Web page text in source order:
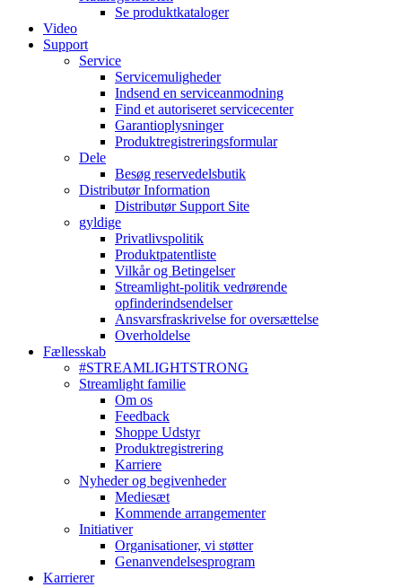
Se produktkataloger
Video
Support
Service
Servicemuligheder
Indsend en serviceanmodning
Find et autoriseret servicecenter
Garantioplysninger
Produktregistreringsformular
Dele
Besøg reservedelsbutik
Distributør Information
Distributør Support Site
gyldige
Privatlivspolitik
Produktpatentliste
Vilkår og Betingelser
Streamlight-politik vedrørende
opfinderindsendelser
Ansvarsfraskrivelse for oversættelse
Overholdelse
Fællesskab
#STREAMLIGHTSTRONG
Streamlight familie
Om os
Feedback
Shoppe Udstyr
Produktregistrering
Karriere
Nyheder og begivenheder
Mediesæt
Kommende arrangementer
Initiativer
Organisationer, vi støtter
Genanvendelsesprogram
Karrierer